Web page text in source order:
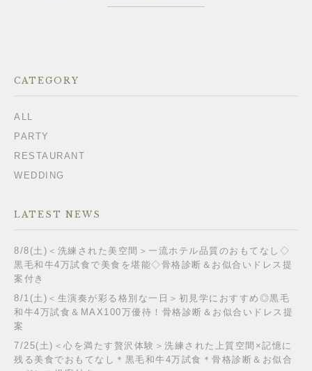
CATEGORY
ALL
PARTY
RESTAURANT
WEDDING
LATEST NEWS
8/8(土)＜洗練された美空間＞一流ホテル品質のおもてなし◇
黒毛和牛4万試食で美食を堪能◇骨格診断＆お似合いドレス提
案付き
8/1(土)＜生演奏が彩る格別な一日＞初見学におすすめ◎黒毛
和牛4万試食＆MAX100万優待！骨格診断＆お似合いドレス提
案
7/25(土)＜心を満たす贅沢体験＞洗練された上質空間×記憶に
残る美食でおもてなし＊黒毛和牛4万試食＊骨格診断＆お似合